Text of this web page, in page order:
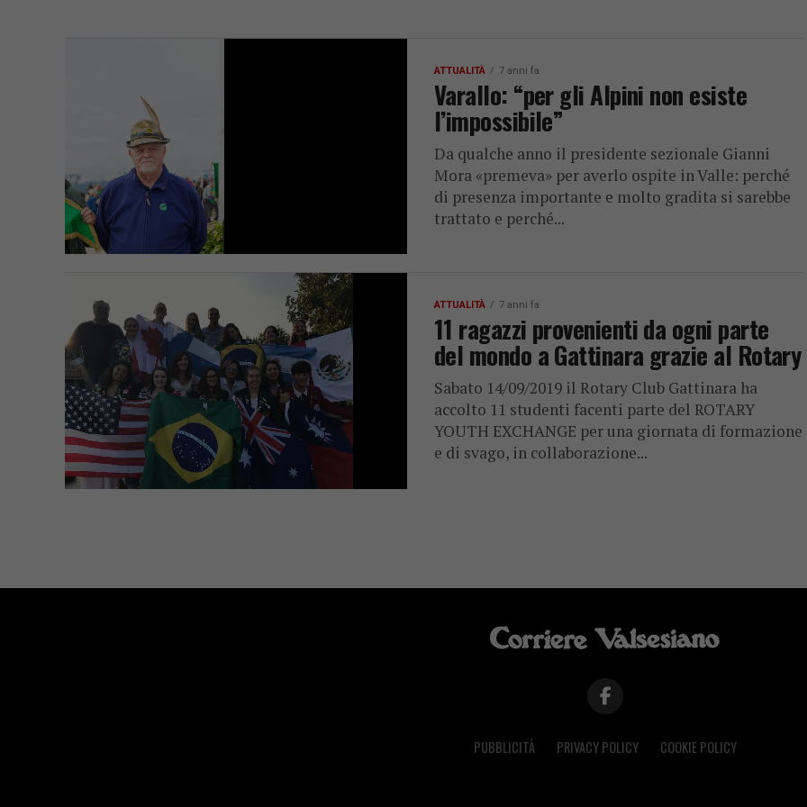
ATTUALITÀ 7 anni fa
Varallo: “per gli Alpini non esiste
l’impossibile”
Da qualche anno il presidente sezionale Gianni
Mora «premeva» per averlo ospite in Valle: perché
di presenza importante e molto gradita si sarebbe
trattato e perché...
ATTUALITÀ 7 anni fa
11 ragazzi provenienti da ogni parte
del mondo a Gattinara grazie al Rotary
Sabato 14/09/2019 il Rotary Club Gattinara ha
accolto 11 studenti facenti parte del ROTARY
YOUTH EXCHANGE per una giornata di formazione
e di svago, in collaborazione...
PUBBLICITÀ PRIVACY POLICY COOKIE POLICY